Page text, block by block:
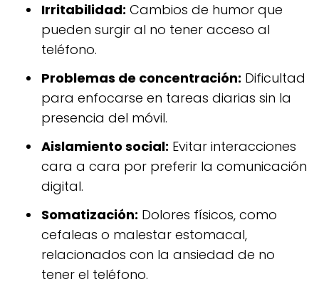
Irritabilidad: Cambios de humor que
pueden surgir al no tener acceso al
teléfono.
Problemas de concentración: Dificultad
para enfocarse en tareas diarias sin la
presencia del móvil.
Aislamiento social: Evitar interacciones
cara a cara por preferir la comunicación
digital.
Somatización: Dolores físicos, como
cefaleas o malestar estomacal,
relacionados con la ansiedad de no
tener el teléfono.